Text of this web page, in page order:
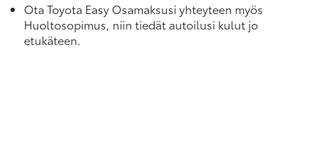
Ota Toyota Easy Osamaksusi yhteyteen myös
Huoltosopimus, niin tiedät autoilusi kulut jo
etukäteen.